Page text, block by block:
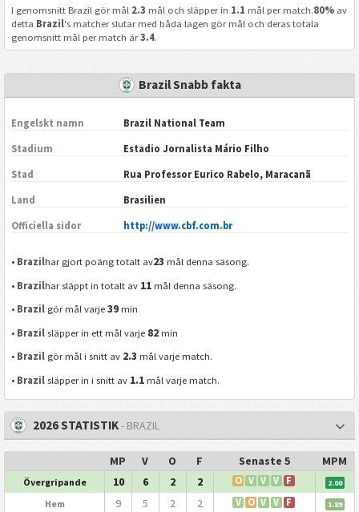
I genomsnitt Brazil gör mål 2.3 mål och släpper in 1.1 mål per match.80%av
detta Brazil's matcher slutar med båda lagen gör mål och deras totala
genomsnitt mål per match är3.4.
Brazil Snabb fakta
Engelskt namn Brazil National Team
Stadium Estadio Jornalista Mário Filho
Stad Rua Professor Eurico Rabelo, Maracanã
Land Brasilien
Officiella sidor http://www.cbf.com.br
• Brazilhar gjort poäng totalt av23 mål denna säsong.
• Brazilhar släppt in totalt av 11 mål denna säsong.
• Brazil gör mål varje39 min
• Brazil släpper in ett mål varje 82 min
• Brazil gör mål i snitt av 2.3 mål varje match.
• Brazil släpper in i snitt av 1.1 mål varje match.
2026 STATISTIK- BRAZIL
MP V O F Senaste 5 MPM
Övergripande 10 6 2 2 O V V V F 2.00
Hem 9 5 2 2 V O V V F 1.89